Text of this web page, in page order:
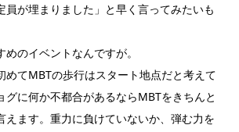
員が埋まりました」と早く言ってみたいも
のイベントなんですが。
めてMBTの歩行はスタート地点だと考えて
グに何か不都合があるならMBTをきちんと
えます。重力に負けていないか、弾む力を